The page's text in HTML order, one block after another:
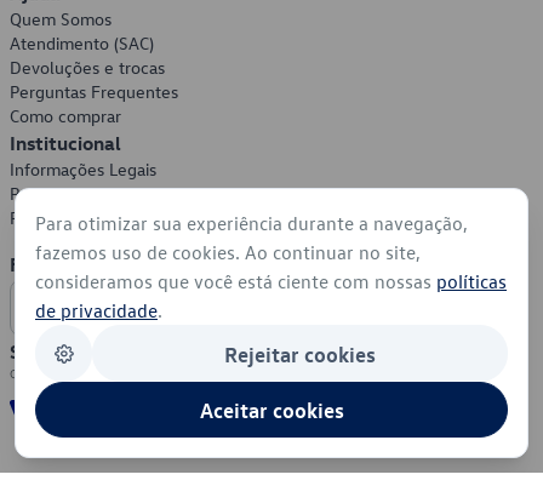
Quem Somos
Atendimento (SAC)
Devoluções e trocas
Perguntas Frequentes
Como comprar
Institucional
Informações Legais
Política de Privacidade
Política de Cookies
Formas de Pagamento
Segurança
Para otimizar sua experiência durante a navegação,
fazemos uso de cookies. Ao continuar no site,
consideramos que você está ciente com nossas políticas
de privacidade.
Rejeitar cookies
Aceitar cookies